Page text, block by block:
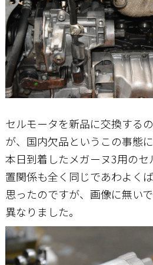
セルモータを新品に交換する
が、国内欠品というこの事態
本日到着したメガーヌ3用の
置関係も全く同じであわよく
思ったのですが、画像に無い
異なりました。